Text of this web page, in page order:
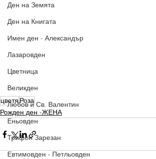
Ден на Земята
Ден на Книгата
Имен ден - Александър
Лазаровден
Цветница
Великден
Любов и Св. Валентин
Еньовден
Трифон Зарезан
Евтимовден - Петльовден
цветяРоза
Рожден ден -ЖЕНА